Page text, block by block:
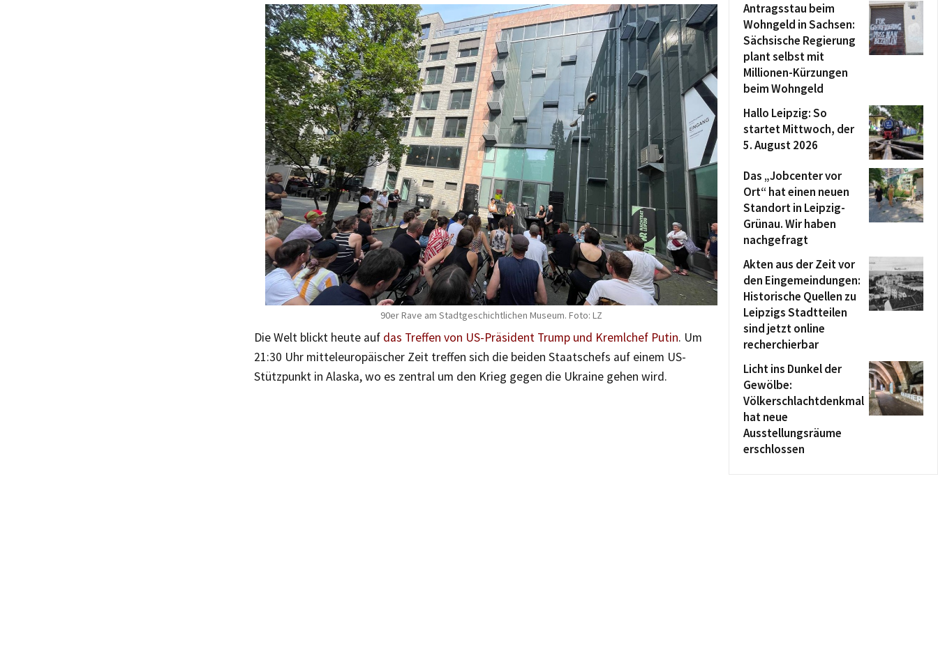
90er Rave am Stadtgeschichtlichen Museum. Foto: LZ
Die Welt blickt heute auf das Treffen von US-Präsident Trump und Kremlchef Putin. Um
21:30 Uhr mitteleuropäischer Zeit treffen sich die beiden Staatschefs auf einem US-
Stützpunkt in Alaska, wo es zentral um den Krieg gegen die Ukraine gehen wird.
Antragsstau beim
Wohngeld in Sachsen:
Sächsische Regierung
plant selbst mit
Millionen-Kürzungen
beim Wohngeld
Hallo Leipzig: So
startet Mittwoch, der
5. August 2026
Das „Jobcenter vor
Ort“ hat einen neuen
Standort in Leipzig-
Grünau. Wir haben
nachgefragt
Akten aus der Zeit vor
den Eingemeindungen:
Historische Quellen zu
Leipzigs Stadtteilen
sind jetzt online
recherchierbar
Licht ins Dunkel der
Gewölbe:
Völkerschlachtdenkmal
hat neue
Ausstellungsräume
erschlossen